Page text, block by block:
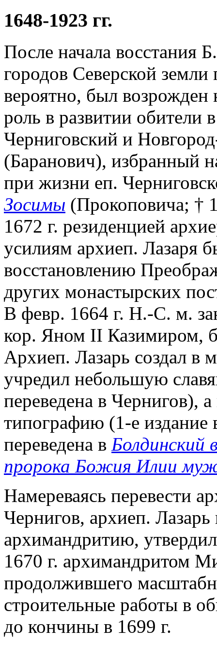
1648-1923 гг.
После начала восстания
городов Северской
вероятно, был
роль в развитии обители
Черниговский и
(Баранович), избранный
при жизни еп.
Зосимы (Прокоповича; †
1672 г. резиденцией
усилиям архиеп. Лазаря
восстановлению
других монастырских
В февр. 1664 г. Н.-С. м.
кор. Яном II Казимиром,
Архиеп. Лазарь создал в
учредил небольшую
переведена в Чернигов),
типографию (1-е издание
переведена в Болдинский
пророка Божия Илии
Намереваясь перевести
Чернигов, архиеп.
архимандритию,
1670 г. архимандритом
продолжившего
строительные работы в
до кончины в 1699 г.